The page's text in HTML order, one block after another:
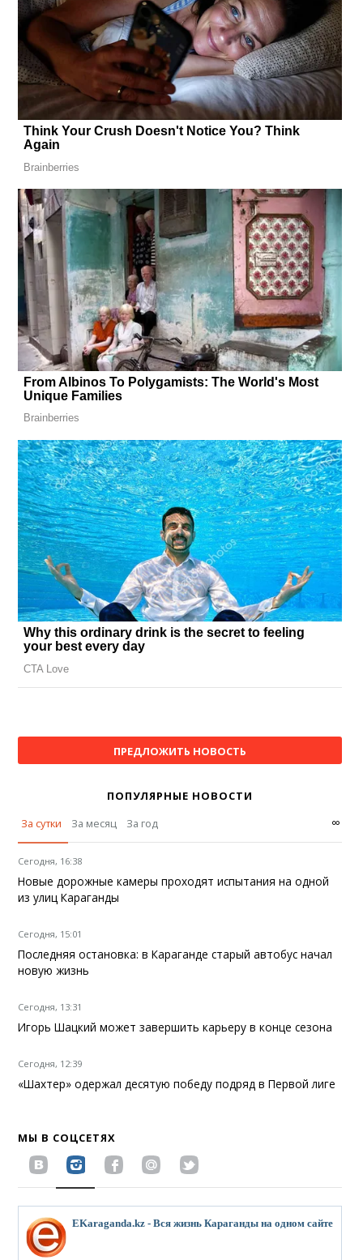
ПРЕДЛОЖИТЬ НОВОСТЬ
ПОПУЛЯРНЫЕ НОВОСТИ
За сутки
За месяц За год ∞
Сегодня, 16:38
Новые дорожные камеры проходят испытания на одной
из улиц Караганды
Сегодня, 15:01
Последняя остановка: в Караганде старый автобус начал
новую жизнь
Сегодня, 13:31
Игорь Шацкий может завершить карьеру в конце сезона
Сегодня, 12:39
«Шахтер» одержал десятую победу подряд в Первой лиге
МЫ В СОЦСЕТЯХ
EKaraganda.kz - Вся жизнь Караганды на одном сайте